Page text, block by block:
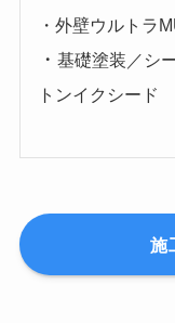
・外壁ウルトラ
・基礎塗装／シ
トンイクシード
施